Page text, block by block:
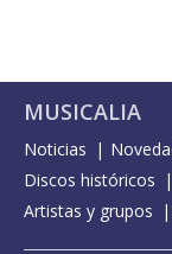
MUSICALIA
Noticias
Discos históricos
Artistas y grupos